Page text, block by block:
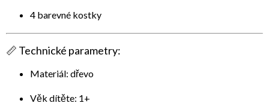
4 barevné kostky
📏 Technické parametry:
Materiál: dřevo
Věk dítěte: 1+